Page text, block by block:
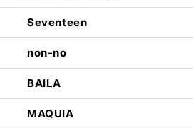
Seventeen
non-no
BAILA
MAQUIA